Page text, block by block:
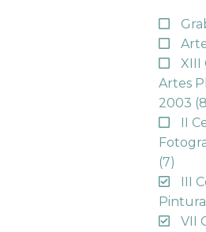
XIII
Artes
2003
II
(7)
III
Pintura
VII